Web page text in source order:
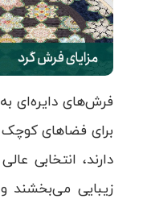
فرش‌های دایره‌ای
برای فضاهای
دارند، انتخابی
زیبایی می‌بخشند